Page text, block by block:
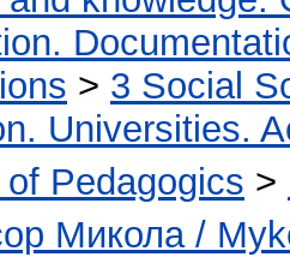
> 3 Social
Universities.
Pedagogics >
Микола /